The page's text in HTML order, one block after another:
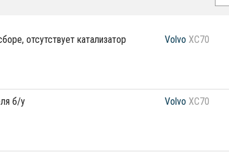
Volvo XC70
б/у Volvo XC70